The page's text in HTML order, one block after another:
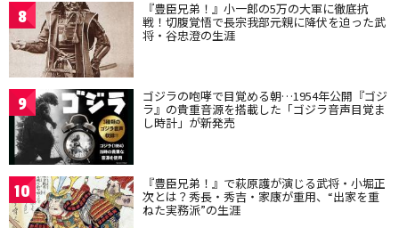
8 『豊臣兄弟！』小一郎の5万の大軍に徹底抗
戦！切腹覚悟で長宗我部元親に降伏を迫った武
将・谷忠澄の生涯
9 ゴジラの咆哮で目覚める朝…1954年公開『ゴジ
ラ』の貴重音源を搭載した「ゴジラ音声目覚ま
し時計」が新発売
10 『豊臣兄弟！』で萩原護が演じる武将・小堀正
次とは？秀長・秀吉・家康が重用、“出家を重
ねた実務派”の生涯